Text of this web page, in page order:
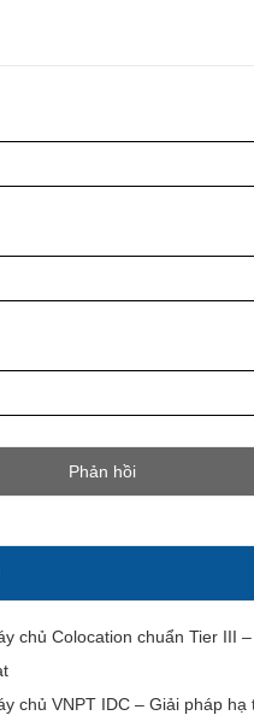
chủ Colocation chuẩn Tier III –
chủ VNPT IDC – Giải pháp hạ